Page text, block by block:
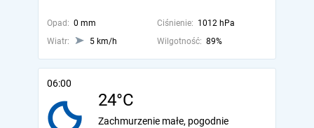
Opad: 0 mm Ciśnienie: 1012 hPa
Wiatr:
5 km/h Wilgotność: 89%
06:00
24°C
Zachmurzenie małe, pogodnie